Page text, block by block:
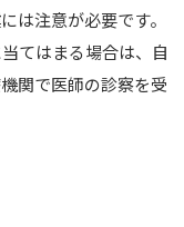
は注意が必要です。
てはまる場合は、自
関で医師の診察を受